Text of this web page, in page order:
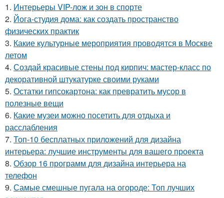
1. Интерьеры VIP-лож и зон в спорте
2. Йога-студия дома: как создать пространство
физических практик
3. Какие культурные мероприятия проводятся в Москве
летом
4. Создай красивые стены под кирпич: мастер-класс по
декоративной штукатурке своими руками
5. Остатки гипсокартона: как превратить мусор в
полезные вещи
6. Какие музеи можно посетить для отдыха и
расслабления
7. Топ-10 бесплатных приложений для дизайна
интерьера: лучшие инструменты для вашего проекта
8. Обзор 16 программ для дизайна интерьера на
телефон
9. Самые смешные пугала на огороде: Топ лучших